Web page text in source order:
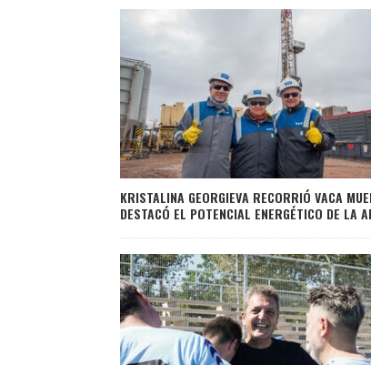
KRISTALINA GEORGIEVA RECORRIÓ VACA
DESTACÓ EL POTENCIAL ENERGÉTICO DE LA